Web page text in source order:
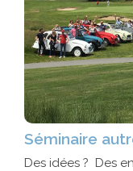
Séminaire
Des idées ? Des